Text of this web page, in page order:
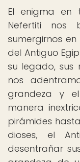
El enigma en
Nefertiti nos
sumergirnos
del Antiguo
su legado, sus
nos
grandeza y
manera
pirámides
dioses, el
desentrañar